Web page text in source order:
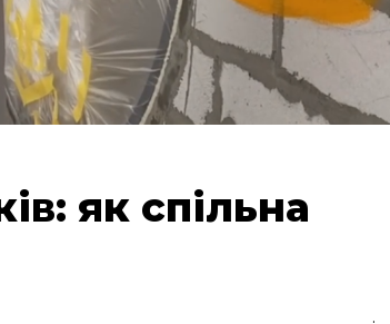
як спільна